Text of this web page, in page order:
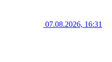
07.08.2026, 16:31